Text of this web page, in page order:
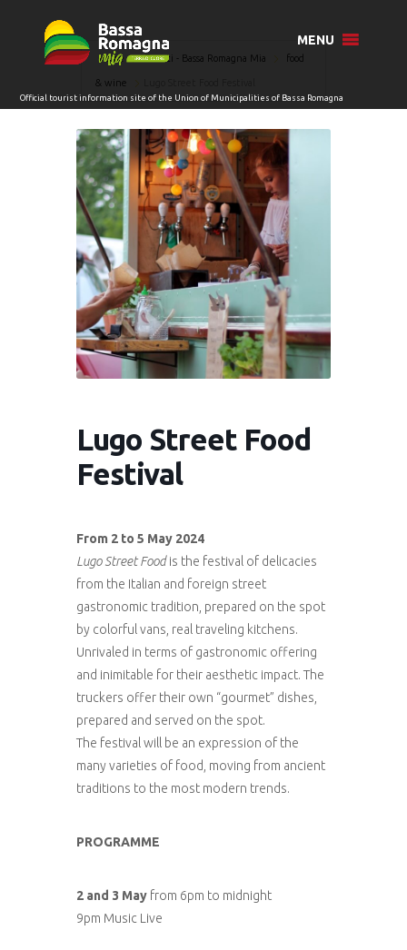
MENU
Home Eventi - Bassa Romagna Mia food
& wine
Lugo Street Food
Festival
From 2 to 5 May 2024
Lugo Street Foodis the festival of delicacies
from the Italian and foreign street
gastronomic tradition, prepared on the spot
by colorful vans, real traveling kitchens.
Unrivaled in terms of gastronomic offering
and inimitable for their aesthetic impact. The
truckers offer their own “gourmet” dishes,
prepared and served on the spot.
The festival will be an expression of the
many varieties of food, moving from ancient
traditions to the most modern trends.
PROGRAMME
2 and 3 May from 6pm to midnight
9pm Music Live